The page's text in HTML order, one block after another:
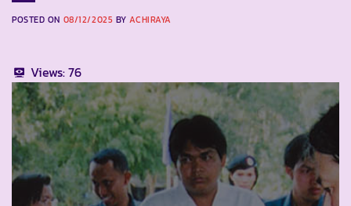
POSTED ON 08/12/2025 BYACHIRAYA
Views:76